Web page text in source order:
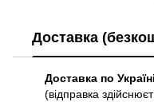
Доставка
Доставка по
(відправка